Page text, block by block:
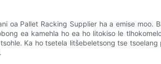
oa Pallet Racking Supplier ha a emise
ea kamehla ho ea ho litokiso le
Ka ho tsetela litšebeletsong tse